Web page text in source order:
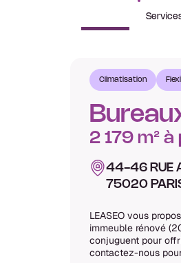
Climatisation
2 179 m²
44-46 RUE
75020
LEASEO vous
immeuble rénové
conjuguent pour
contactez-nous